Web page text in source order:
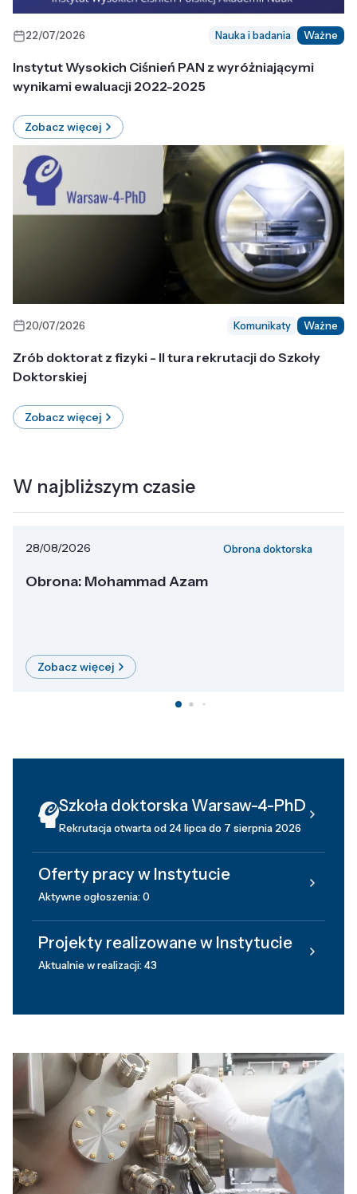
22/07/2026 Nauka i badania Ważne
Instytut Wysokich Ciśnień PAN z wyróżniającymi
wynikami ewaluacji 2022-2025
Zobacz więcej
20/07/2026 Komunikaty Ważne
Zrób doktorat z fizyki - II tura rekrutacji do Szkoły
Doktorskiej
Zobacz więcej
W najbliższym czasie
28/08/2026 Obrona doktorska
Obrona: Mohammad Azam
Zobacz więcej
Szkoła doktorska Warsaw-4-PhD
Rekrutacja otwarta od 24 lipca do 7 sierpnia 2026
Oferty pracy w Instytucie
Aktywne ogłoszenia: 0
Projekty realizowane w Instytucie
Aktualnie w realizacji: 43